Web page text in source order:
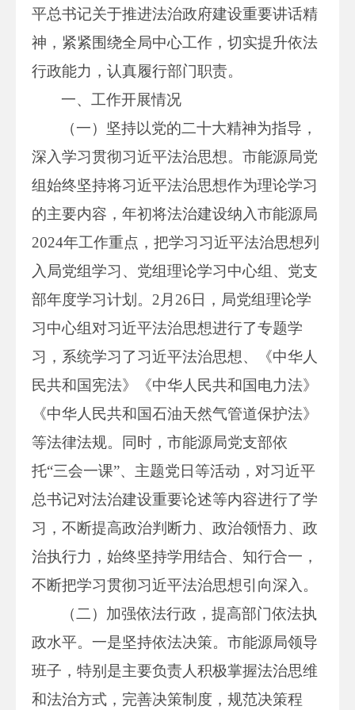
平总书记关于推进法治政府建设重要讲话精
神，紧紧围绕全局中心工作，切实提升依法
行政能力，认真履行部门职责。
一、工作开展情况
（一）坚持以党的二十大精神为指导，
深入学习贯彻习近平法治思想。市能源局党
组始终坚持将习近平法治思想作为理论学习
的主要内容，年初将法治建设纳入市能源局
2024年工作重点，把学习习近平法治思想列
入局党组学习、党组理论学习中心组、党支
部年度学习计划。2月26日，局党组理论学
习中心组对习近平法治思想进行了专题学
习，系统学习了习近平法治思想、《中华人
民共和国宪法》《中华人民共和国电力法》
《中华人民共和国石油天然气管道保护法》
等法律法规。同时，市能源局党支部依
托“三会一课”、主题党日等活动，对习近平
总书记对法治建设重要论述等内容进行了学
习，不断提高政治判断力、政治领悟力、政
治执行力，始终坚持学用结合、知行合一，
不断把学习贯彻习近平法治思想引向深入。
（二）加强依法行政，提高部门依法执
政水平。一是坚持依法决策。市能源局领导
班子，特别是主要负责人积极掌握法治思维
和法治方式，完善决策制度，规范决策程